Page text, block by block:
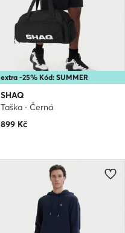
extra -25% Kód: SUMMER
SHAQ
Taška · Černá
899 Kč